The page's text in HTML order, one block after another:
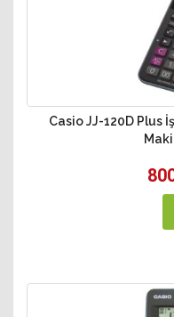
Casio JJ-120D Plus